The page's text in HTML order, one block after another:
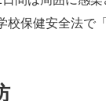
校保健安全法で